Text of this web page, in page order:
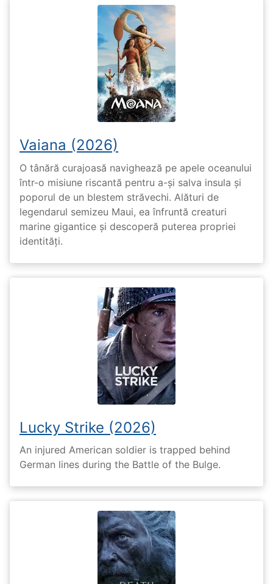
Vaiana (2026)
O tânără curajoasă navighează pe apele oceanului
într-o misiune riscantă pentru a-și salva insula și
poporul de un blestem străvechi. Alături de
legendarul semizeu Maui, ea înfruntă creaturi
marine gigantice și descoperă puterea propriei
identități.
Lucky Strike (2026)
An injured American soldier is trapped behind
German lines during the Battle of the Bulge.